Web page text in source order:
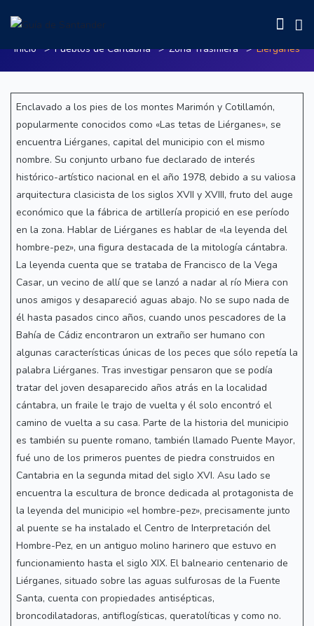
Inicio Pueblos de Cantabria Zona Trasmiera Liérganes
Enclavado a los pies de los montes Marimón y Cotillamón,
popularmente conocidos como «Las tetas de Liérganes», se
encuentra Liérganes, capital del municipio con el mismo
nombre. Su conjunto urbano fue declarado de interés
histórico-artístico nacional en el año 1978, debido a su valiosa
arquitectura clasicista de los siglos XVII y XVIII, fruto del auge
económico que la fábrica de artillería propició en ese período
en la zona. Hablar de Liérganes es hablar de «la leyenda del
hombre-pez», una figura destacada de la mitología cántabra.
La leyenda cuenta que se trataba de Francisco de la Vega
Casar, un vecino de allí que se lanzó a nadar al río Miera con
unos amigos y desapareció aguas abajo. No se supo nada de
él hasta pasados cinco años, cuando unos pescadores de la
Bahía de Cádiz encontraron un extraño ser humano con
algunas características únicas de los peces que sólo repetía la
palabra Liérganes. Tras investigar pensaron que se podía
tratar del joven desaparecido años atrás en la localidad
cántabra, un fraile le trajo de vuelta y él solo encontró el
camino de vuelta a su casa. Parte de la historia del municipio
es también su puente romano, también llamado Puente Mayor,
fué uno de los primeros puentes de piedra construidos en
Cantabria en la segunda mitad del siglo XVI. Asu lado se
encuentra la escultura de bronce dedicada al protagonista de
la leyenda del municipio «el hombre-pez», precisamente junto
al puente se ha instalado el Centro de Interpretación del
Hombre-Pez, en un antiguo molino harinero que estuvo en
funcionamiento hasta el siglo XIX. El balneario centenario de
Liérganes, situado sobre las aguas sulfurosas de la Fuente
Santa, cuenta con propiedades antisépticas,
broncodilatadoras, antiflogísticas, queratolíticas y como no.